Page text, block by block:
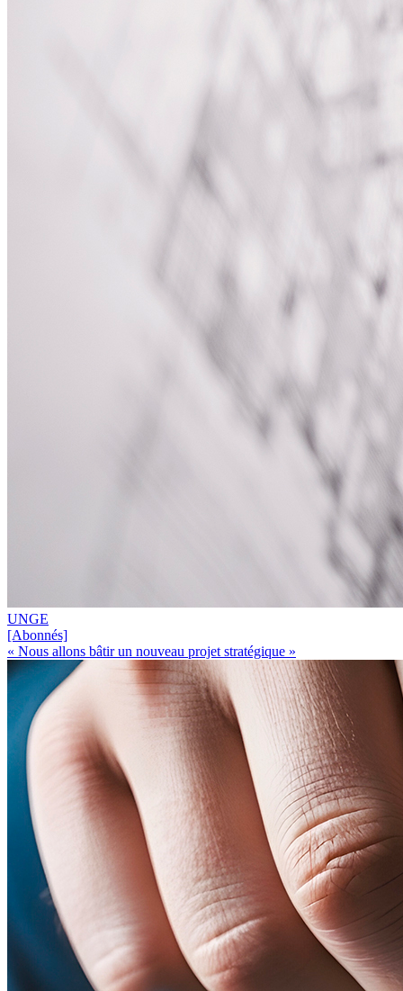
UNGE
[Abonnés]
« Nous allons bâtir un nouveau projet stratégique »